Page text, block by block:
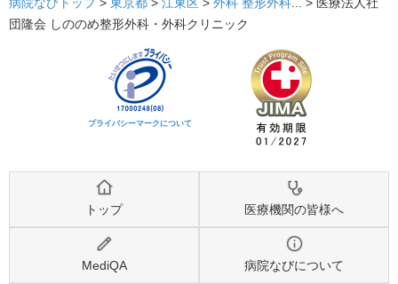
病院なびトップ > 東京都 > 江東区 > 外科 整形外科... > 医療法人社
団隆会 しののめ整形外科・外科クリニック
プライバシーマークについて
トップ 医療機関の皆様へ
MediQA 病院なびについて